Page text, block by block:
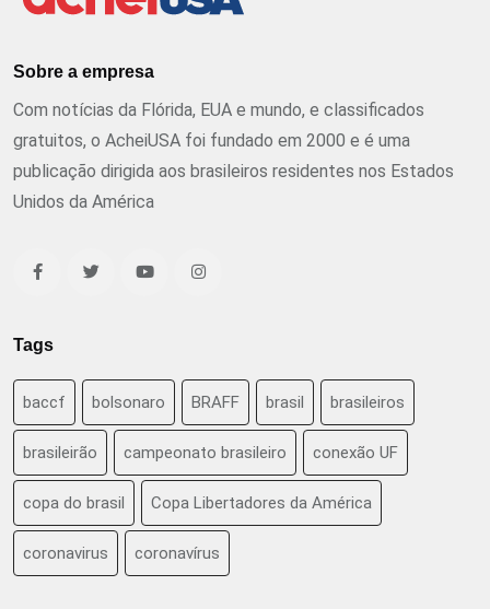
Sobre a empresa
Com notícias da Flórida, EUA e mundo, e classificados
gratuitos, o AcheiUSA foi fundado em 2000 e é uma
publicação dirigida aos brasileiros residentes nos Estados
Unidos da América
Tags
baccf bolsonaro BRAFF brasil brasileiros
brasileirão campeonato brasileiro conexão UF
copa do brasil Copa Libertadores da América
coronavirus coronavírus